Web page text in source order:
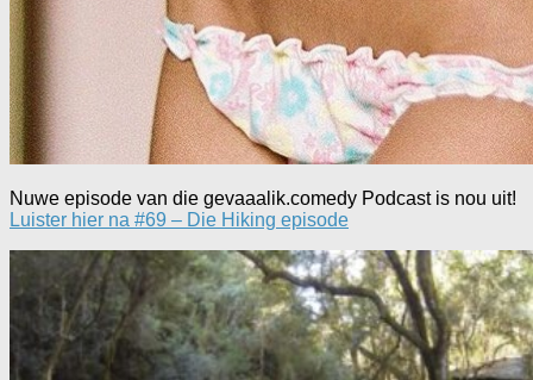
Nuwe episode van die gevaaalik.comedy Podcast is nou uit!
Luister hier na #69 – Die Hiking episode